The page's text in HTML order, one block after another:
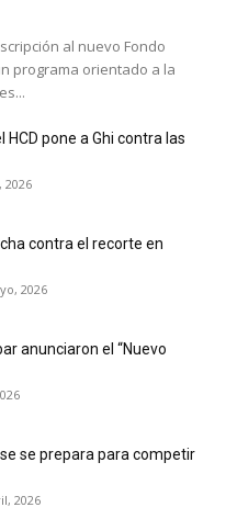
al nuevo Fondo
programa orientado a la
HCD pone a Ghi contra las
2026
contra el recorte en
2026
anunciaron el “Nuevo
se prepara para competir
2026